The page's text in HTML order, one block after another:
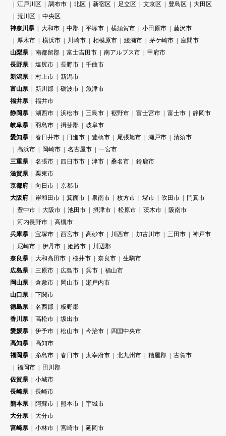
江戸川区
調布市 北区 新宿区 足立区 文京区 豊島区
大田区
荒川区
中央区
神奈川県
大和市 中郡 平塚市 横須賀市 小田原市
藤沢市
厚木市
横浜市 川崎市 相模原市 綾瀬市 茅ケ崎市
座間市
山梨県
南都留郡 富士吉田市 南アルプス市
甲府市
長野県
塩尻市 長野市
千曲市
新潟県
村上市
新潟市
富山県
新川郡 砺波市
魚津市
福井県
福井市
静岡県
湖西市 浜松市 三島市 裾野市 富士宮市 富士市
静岡市
岐阜県
羽島市 揖斐郡
岐阜市
愛知県
春日井市 日進市 豊橋市 尾張旭市 瀬戸市
清須市
高浜市
岡崎市 名古屋市
一宮市
三重県
名張市 四日市市 津市 桑名市
鈴鹿市
滋賀県
栗東市
京都府
向日市
京都市
大阪府
岸和田市 箕面市 泉南市 枚方市 堺市 吹田市
門真市
豊中市
大阪市 池田市 摂津市 松原市 茨木市
阪南市
河内長野市
高槻市
兵庫県
宝塚市 西宮市 高砂市 川西市 加古川市 三田市
神戸市
尼崎市
伊丹市 姫路市
川辺郡
奈良県
大和高田市 桜井市 奈良市
生駒市
広島県
三原市 広島市 呉市
福山市
岡山県
倉敷市 岡山市
瀬戸内市
山口県
下関市
徳島県
名西郡
板野郡
香川県
高松市
坂出市
愛媛県
伊予市 松山市 今治市
四国中央市
高知県
高知市
福岡県
糸島市 春日市 太宰府市 北九州市 糟屋郡
古賀市
福岡市
田川郡
佐賀県
小城市
長崎県
長崎市
熊本県
阿蘇市 熊本市
宇城市
大分県
大分市
宮崎県
小林市 宮崎市
延岡市